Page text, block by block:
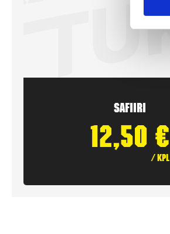
Safiiri
12,50€
/ kpl